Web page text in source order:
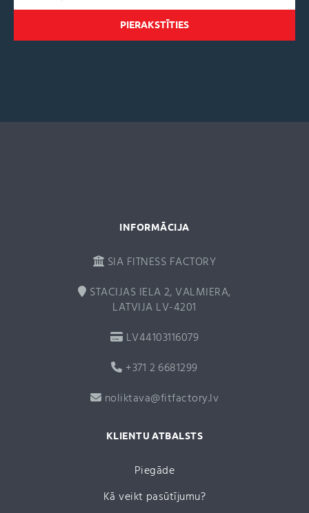
t
INFORMĀCIJA
SIA FITNESS FACTORY
STACIJAS IELA 2, VALMIERA,
LATVIJA LV-4201
LV44103116079
+371 2 6681299
noliktava@fitfactory.lv
KLIENTU ATBALSTS
Piegāde
Kā veikt pasūtījumu?